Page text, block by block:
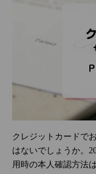
クレジットカードで
はないでしょうか。
用時の本人確認方法